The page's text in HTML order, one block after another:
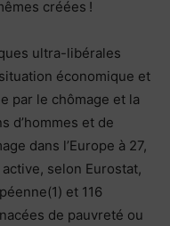
créées !
ultra-libérales
économique et
par le chômage et la
d’hommes et de
dans l’Europe à 27,
selon Eurostat,
et 116
de pauvreté ou